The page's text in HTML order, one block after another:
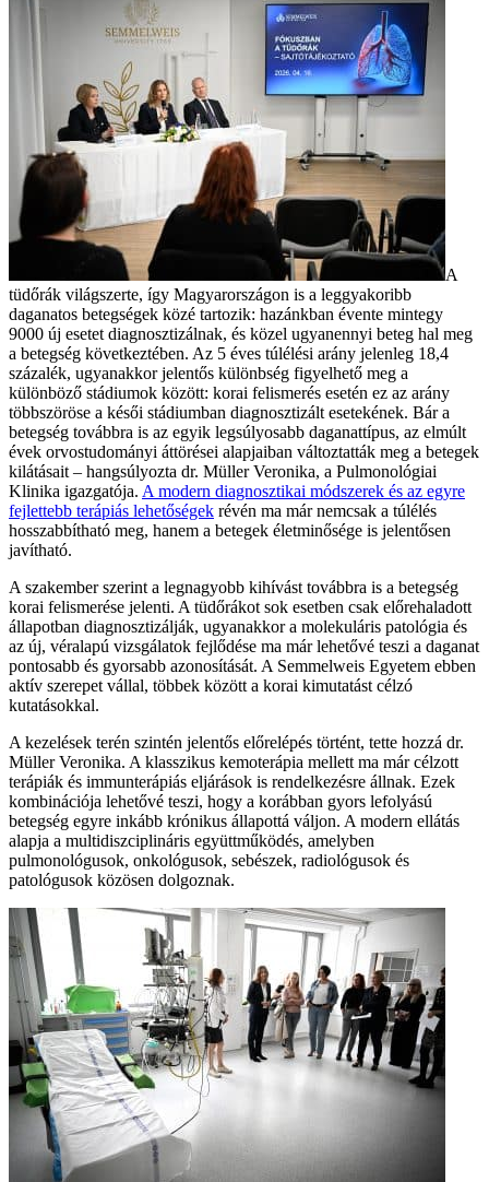
A
tüdőrák világszerte, így Magyarországon is a leggyakoribb
daganatos betegségek közé tartozik: hazánkban évente mintegy
9000 új esetet diagnosztizálnak, és közel ugyanennyi beteg hal meg
a betegség következtében. Az 5 éves túlélési arány jelenleg 18,4
százalék, ugyanakkor jelentős különbség figyelhető meg a
különböző stádiumok között: korai felismerés esetén ez az arány
többszöröse a késői stádiumban diagnosztizált esetekének. Bár a
betegség továbbra is az egyik legsúlyosabb daganattípus, az elmúlt
évek orvostudományi áttörései alapjaiban változtatták meg a betegek
kilátásait – hangsúlyozta dr. Müller Veronika, a Pulmonológiai
Klinika igazgatója. A modern diagnosztikai módszerek és az egyre
fejlettebb terápiás lehetőségek révén ma már nemcsak a túlélés
hosszabbítható meg, hanem a betegek életminősége is jelentősen
javítható.
A szakember szerint a legnagyobb kihívást továbbra is a betegség
korai felismerése jelenti. A tüdőrákot sok esetben csak előrehaladott
állapotban diagnosztizálják, ugyanakkor a molekuláris patológia és
az új, véralapú vizsgálatok fejlődése ma már lehetővé teszi a daganat
pontosabb és gyorsabb azonosítását. A Semmelweis Egyetem ebben
aktív szerepet vállal, többek között a korai kimutatást célzó
kutatásokkal.
A kezelések terén szintén jelentős előrelépés történt, tette hozzá dr.
Müller Veronika. A klasszikus kemoterápia mellett ma már célzott
terápiák és immunterápiás eljárások is rendelkezésre állnak. Ezek
kombinációja lehetővé teszi, hogy a korábban gyors lefolyású
betegség egyre inkább krónikus állapottá váljon. A modern ellátás
alapja a multidiszciplináris együttműködés, amelyben
pulmonológusok, onkológusok, sebészek, radiológusok és
patológusok közösen dolgoznak.